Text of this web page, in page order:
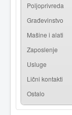
Poljoprivreda
Građevinstvo
Mašine i alati
Zaposlenje
Usluge
Lični kontakti
Ostalo